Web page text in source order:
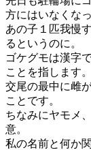
方にはいなくな
あの子１匹我慢
るというのに。
ゴケグモは漢字
ことを指します。
交尾の最中に雌
ことです。
ちなみにヤモメ
意。
私の名前と何か